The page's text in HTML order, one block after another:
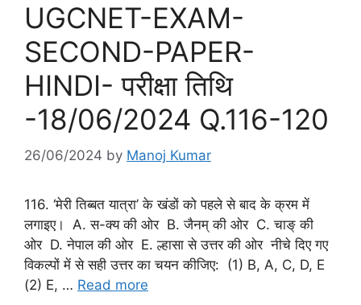
UGCNET-EXAM-
SECOND-PAPER-
HINDI- परीक्षा तिथि
-18/06/2024 Q.116-120
26/06/2024 by Manoj Kumar
116. ‘मेरी तिब्बत यात्रा’ के खंडों को पहले से बाद के क्रम में
लगाइए। A. स-क्य की ओर B. जैनम् की ओर C. चाङ् की
ओर D. नेपाल की ओर E. ल्हासा से उत्तर की ओर नीचे दिए गए
विकल्पों में से सही उत्तर का चयन कीजिए: (1) B, A, C, D, E
(2) E, … Read more